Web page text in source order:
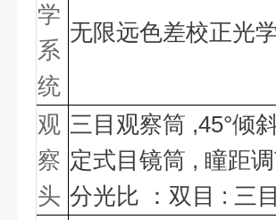
学
系
统
无限远色差校正光
观
察
头
三目观察筒 ,45°倾
定式目镜筒 , 瞳距
分光比 ：双目 : 三